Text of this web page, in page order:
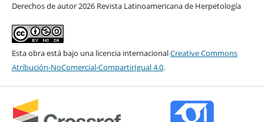
Derechos de autor 2026 Revista Latinoamericana de Herpetología
Esta obra está bajo una licencia internacionalCreative Commons
Atribución-NoComercial-CompartirIgual 4.0.